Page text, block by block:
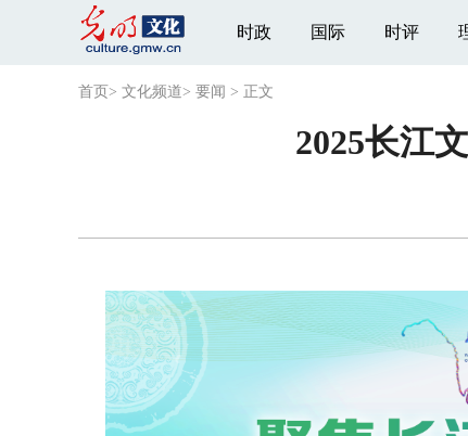
时政 国际 时评
首页 > 文化频道> 要闻 > 正文
2025长江